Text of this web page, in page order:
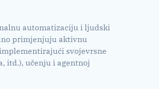
automatizaciju i ljudski
primjenjuju aktivnu
svojevrsne
itd.), učenju i agentnoj